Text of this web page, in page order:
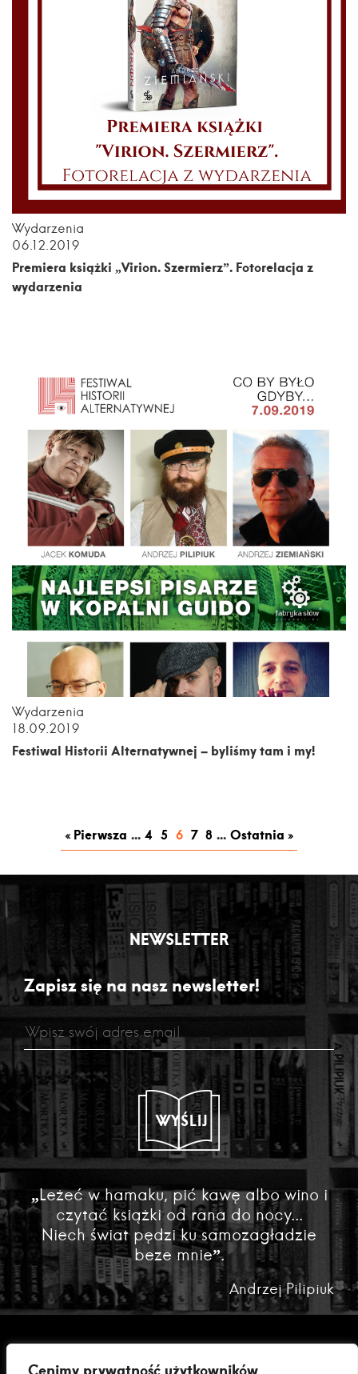
Cenimy prywatność użytkowników
Wydarzenia
06.12.2019
Premiera książki „Virion. Szermierz”. Fotorelacja z
wydarzenia
Wydarzenia
18.09.2019
Festiwal Historii Alternatywnej – byliśmy tam i my!
« Pierwsza ... 4 5 6 7 8 ... Ostatnia »
NEWSLETTER
Zapisz się na nasz newsletter!
WYŚLIJ
„Leżeć w hamaku, pić kawę albo wino i
czytać książki od rana do nocy...
Niech świat pędzi ku samozagładzie
beze mnie”.
Andrzej Pilipiuk